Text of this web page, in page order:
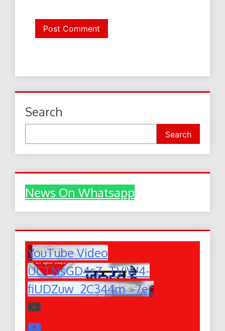
Search
Search
News On Whatsapp
YouTube Video
UCTNsGD4sZ_TVjW4-
fiUDZuw_2C344m_-7ec